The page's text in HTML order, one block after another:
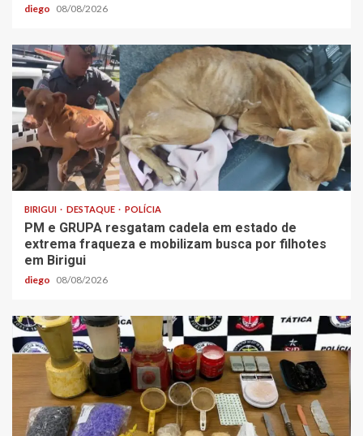
diego 08/08/2026
BIRIGUI DESTAQUE POLÍCIA
PM e GRUPA resgatam cadela em estado de
extrema fraqueza e mobilizam busca por filhotes
em Birigui
diego 08/08/2026